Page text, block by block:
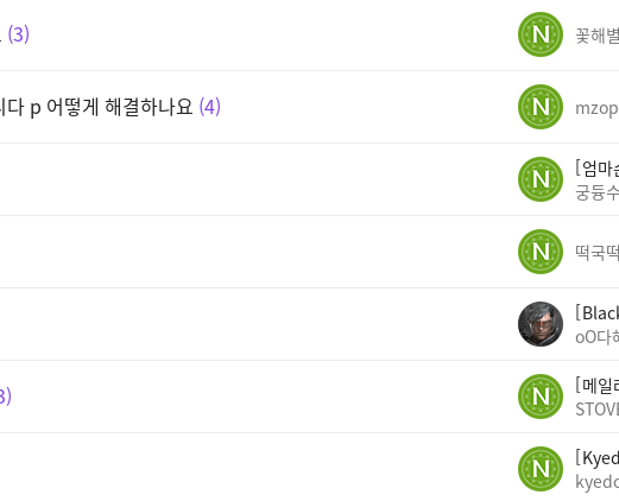
3 꽃해
p 어떻게 해결하나요 4 mzop
엄마
궁듕
떡국
oO다
메일